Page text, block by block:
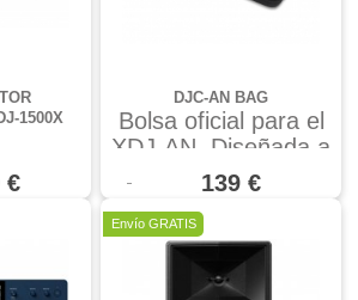
1500X
€
DJC-AN BAG
Bolsa oficial para el
XDJ-AN. Diseñada a
medida, ofrece
protección frente a
golpes y arañazos
gracias a su
construcción
139 €
Oferta
Envío GRATIS